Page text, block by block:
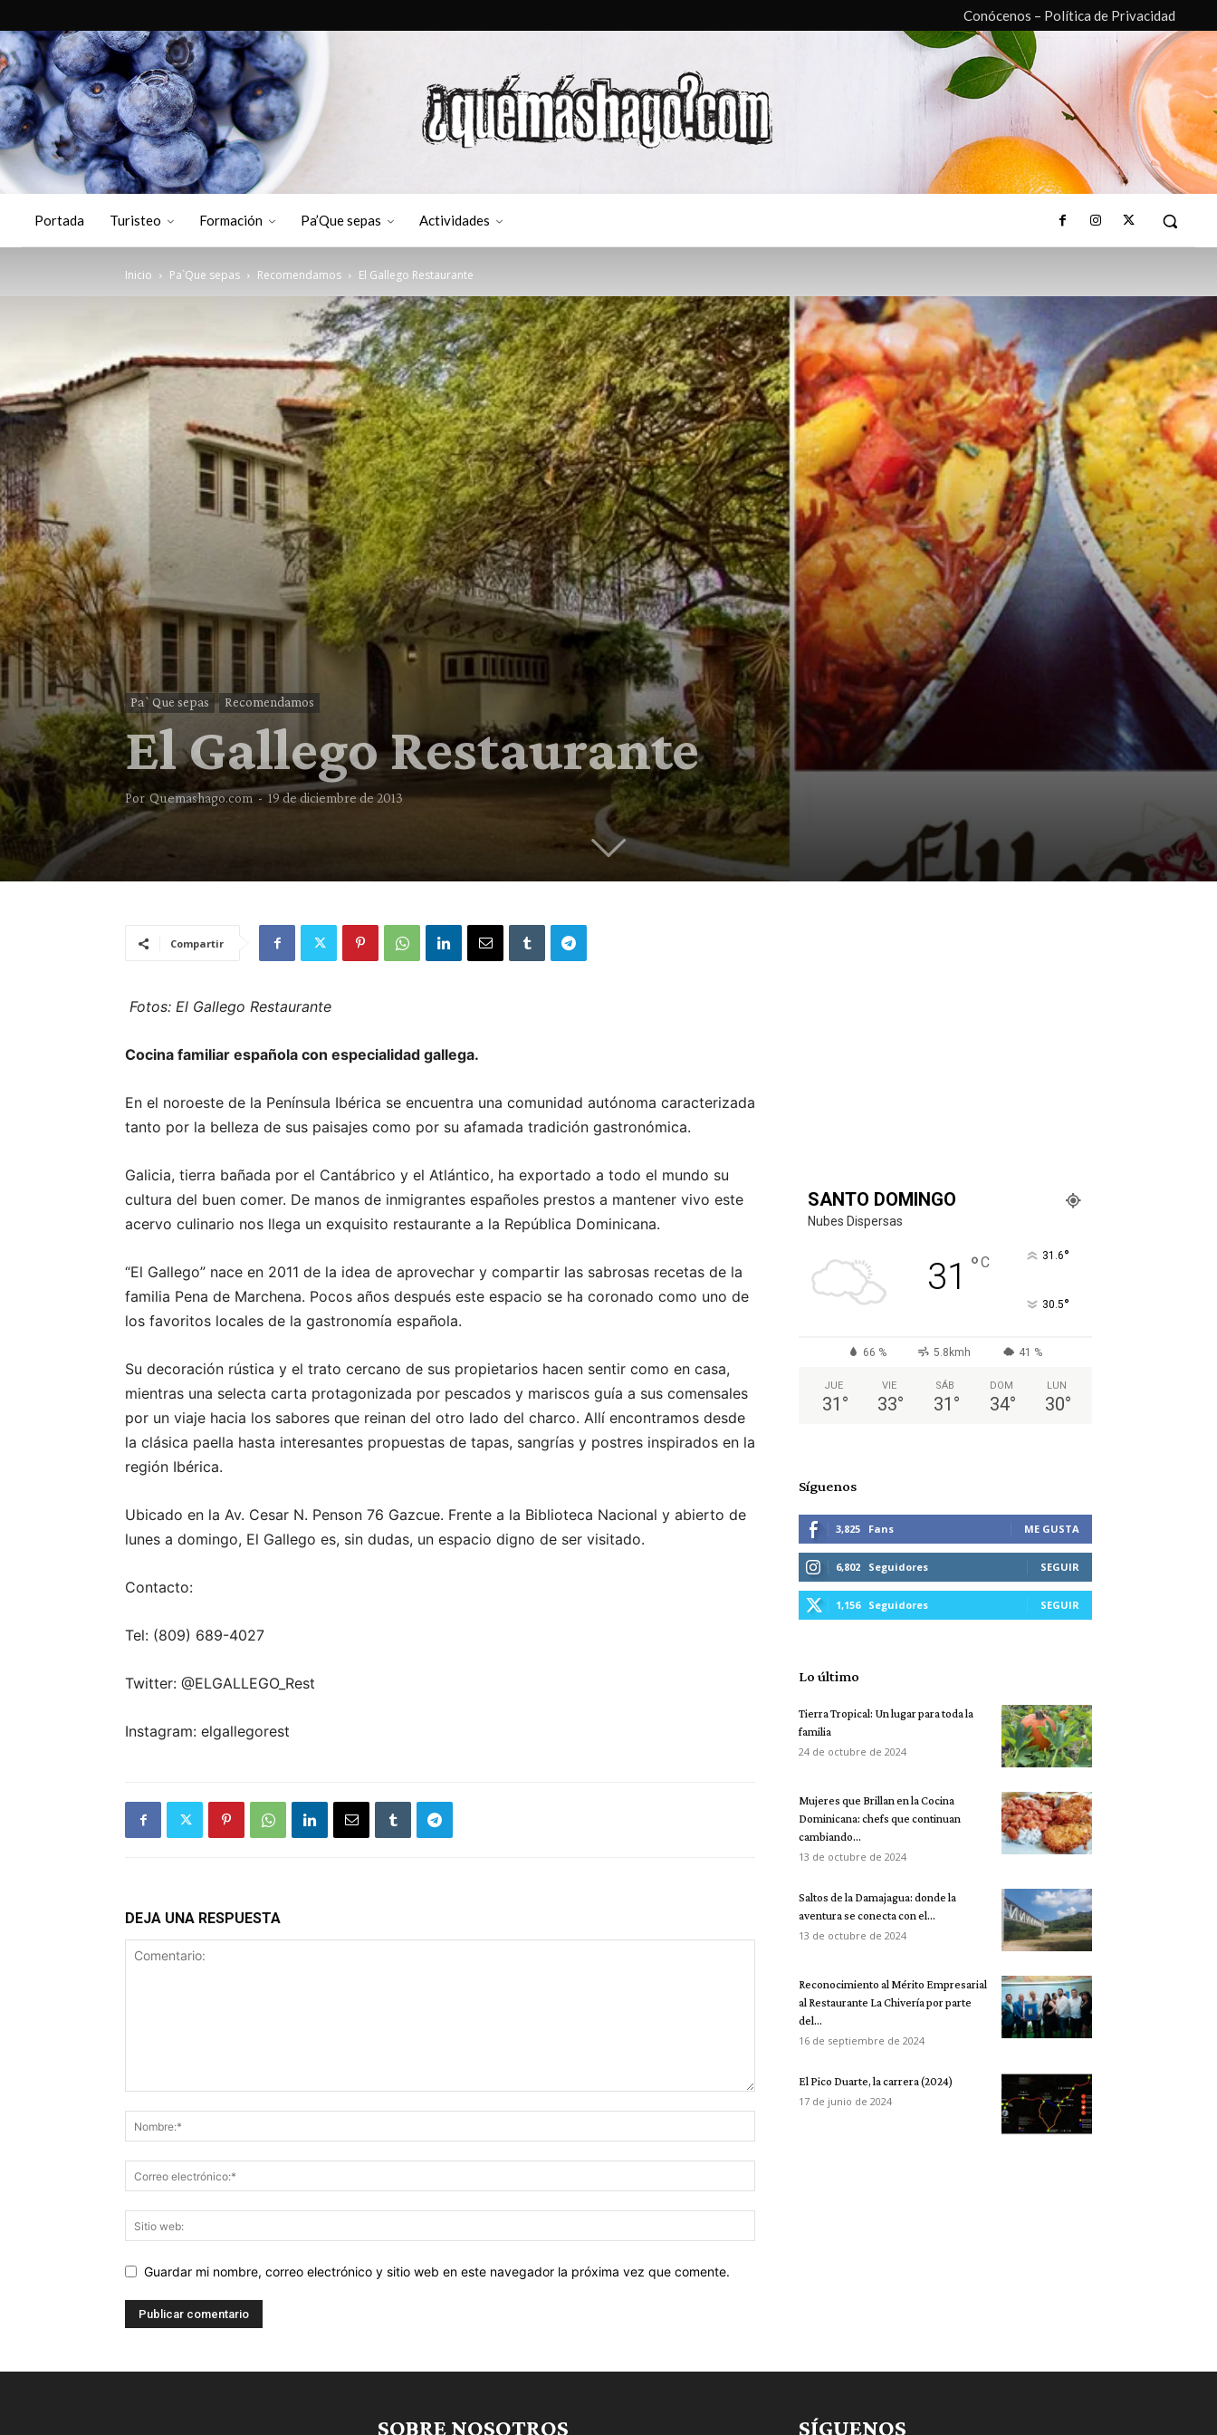
Conócenos – Política de Privacidad
Portada Turisteo Formación Pa’Que sepas Actividades
Inicio Pa`Que sepas Recomendamos El Gallego Restaurante
Pa`Que sepas Recomendamos
El Gallego Restaurante
Por Quemashago.com- 19 de diciembre de 2013
Compartir
Fotos: El Gallego Restaurante
Cocina familiar española con especialidad gallega.
En el noroeste de la Península Ibérica se encuentra una comunidad autónoma caracterizada
tanto por la belleza de sus paisajes como por su afamada tradición gastronómica.
Galicia, tierra bañada por el Cantábrico y el Atlántico, ha exportado a todo el mundo su
cultura del buen comer. De manos de inmigrantes españoles prestos a mantener vivo este
acervo culinario nos llega un exquisito restaurante a la República Dominicana.
“El Gallego” nace en 2011 de la idea de aprovechar y compartir las sabrosas recetas de la
familia Pena de Marchena. Pocos años después este espacio se ha coronado como uno de
los favoritos locales de la gastronomía española.
Su decoración rústica y el trato cercano de sus propietarios hacen sentir como en casa,
mientras una selecta carta protagonizada por pescados y mariscos guía a sus comensales
por un viaje hacia los sabores que reinan del otro lado del charco. Allí encontramos desde
la clásica paella hasta interesantes propuestas de tapas, sangrías y postres inspirados en la
región Ibérica.
Ubicado en la Av. Cesar N. Penson 76 Gazcue. Frente a la Biblioteca Nacional y abierto de
lunes a domingo, El Gallego es, sin dudas, un espacio digno de ser visitado.
Contacto:
Tel: (809) 689-4027
Twitter: @ELGALLEGO_Rest
Instagram: elgallegorest
DEJA UNA RESPUESTA
Guardar mi nombre, correo electrónico y sitio web en este navegador la próxima vez que comente.
SANTO DOMINGO
Nubes Dispersas
31 °C 31.6°
30.5°
66 % 5.8kmh 41 %
JUE
31 °
VIE
33°
SÁB
31 °
DOM
34°
LUN
30°
Síguenos
3,825 Fans ME GUSTA
6,802 Seguidores SEGUIR
1,156 Seguidores SEGUIR
Lo último
Tierra Tropical: Un lugar para toda la
familia
24 de octubre de 2024
Mujeres que Brillan en la Cocina
Dominicana: chefs que continuan
cambiando...
13 de octubre de 2024
Saltos de la Damajagua: donde la
aventura se conecta con el...
13 de octubre de 2024
Reconocimiento al Mérito Empresarial
al Restaurante La Chivería por parte
del...
16 de septiembre de 2024
El Pico Duarte, la carrera (2024)
17 de junio de 2024
SOBRE NOSOTROS SÍGUENOS